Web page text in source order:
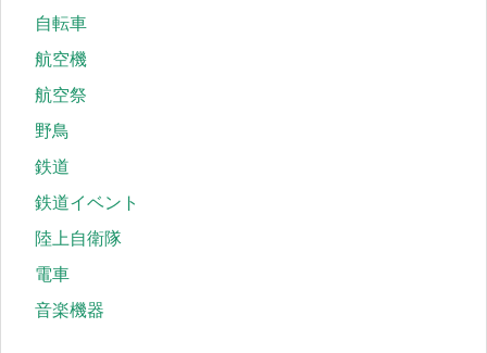
自転車
航空機
航空祭
野鳥
鉄道
鉄道イベント
陸上自衛隊
電車
音楽機器